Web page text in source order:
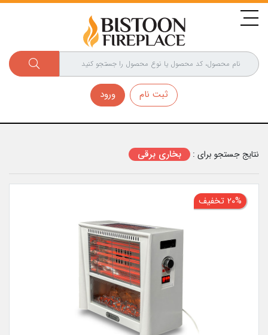
ورود ثبت نام
نتایج جستجو برای : بخاری برقی
20% تخفیف